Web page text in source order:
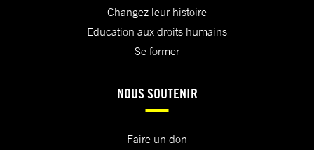
Changez leur histoire
Education aux droits humains
Se former
NOUS SOUTENIR
Faire un don